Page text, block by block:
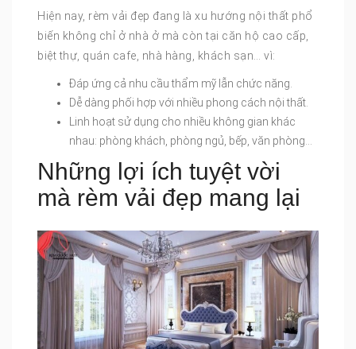
Hiện nay, rèm vải đẹp đang là xu hướng nội thất phổ
biến không chỉ ở nhà ở mà còn tại căn hộ cao cấp,
biệt thự, quán cafe, nhà hàng, khách sạn… vì:
Đáp ứng cả nhu cầu thẩm mỹ lẫn chức năng.
Dễ dàng phối hợp với nhiều phong cách nội thất.
Linh hoạt sử dụng cho nhiều không gian khác
nhau: phòng khách, phòng ngủ, bếp, văn phòng…
Những lợi ích tuyệt vời
mà rèm vải đẹp mang lại